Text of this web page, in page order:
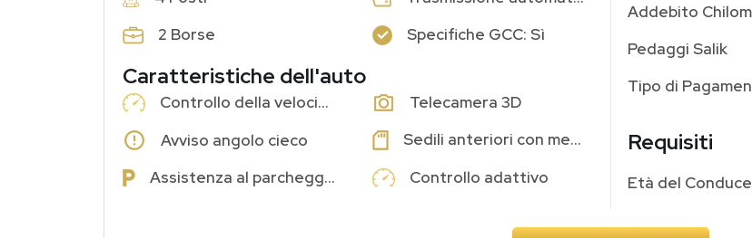
2 Borse
Specifiche GCC: Sì
Caratteristiche dell'auto
Controllo della velocità di crociera
Telecamera 3D
Avviso angolo cieco
Sedili anteriori con memoria
Assistenza al parcheggio
Controllo adattivo
Pedaggi Salik
Tipo di
Requisiti
Età del